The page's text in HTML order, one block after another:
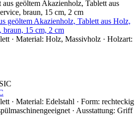
geöltem Akazienholz, Tablett aus Holz,
braun, 15 cm, 2 cm
· Material: Holz, Massivholz · Holzart:
· Material: Edelstahl · Form: rechteckig
· Ausstattung: Griff